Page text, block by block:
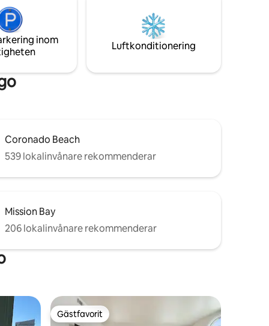
inom
Luftkonditionering
Coronado Beach
539 lokalinvånare rekommenderar
Mission Bay
206 lokalinvånare rekommenderar
Gästfavorit
Gästfavorit